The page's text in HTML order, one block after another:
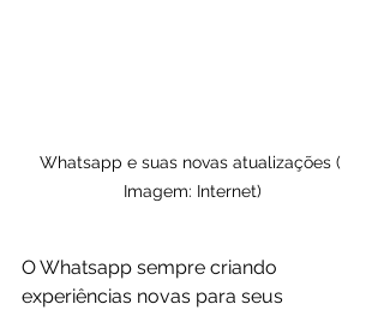
Whatsapp e suas novas atualizações (
Imagem: Internet)
O Whatsapp sempre criando
experiências novas para seus